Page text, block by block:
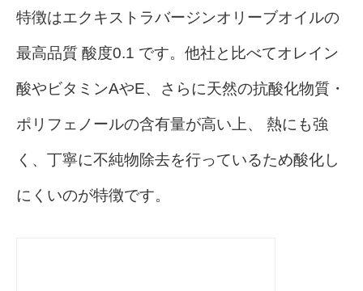
特徴はエクキストラバージンオリーブオイルの
最高品質 酸度0.1 です。他社と比べてオレイン
酸やビタミンAやE、さらに天然の抗酸化物質・
ポリフェノールの含有量が高い上、 熱にも強
く、丁寧に不純物除去を行っているため酸化し
にくいのが特徴です。